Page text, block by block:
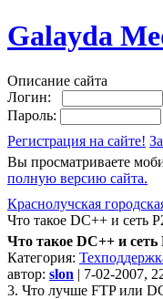
Galayda
Описание сайта
Логин:
Пароль:
Регистрация на сайте!
Вы просматриваете
полную версию сайта.
Краснолучская
Что такое DC++ и сеть
Что такое DC++ и сеть
Категория:
автор: slon | 7-02-2007,
3. Что лучше FTP или